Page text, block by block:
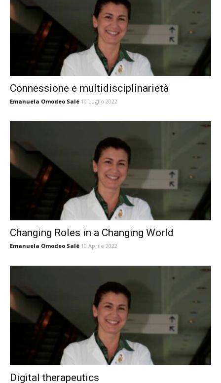
Connessione e multidisciplinarietà
Emanuela Omodeo Salé 10 Luglio 2022
Changing Roles in a Changing World
Emanuela Omodeo Salé 10 Aprile 2022
Digital therapeutics